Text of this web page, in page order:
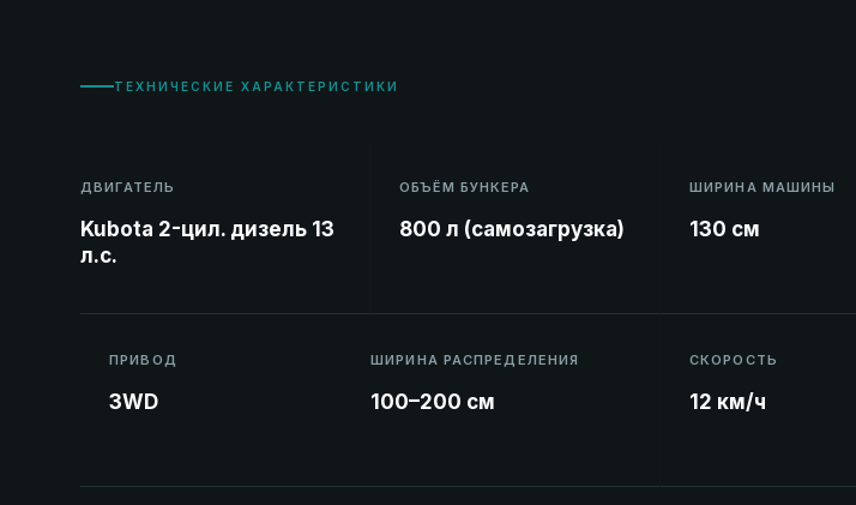
ТЕХНИЧЕСКИЕ ХАРАКТЕРИСТИКИ
ДВИГАТЕЛЬ
Kubota 2-цил. дизель 13
л.с.
ОБЪЁМ БУНКЕРА
800 л (самозагрузка)
ШИРИНА МАШИНЫ
130 см
ПРИВОД
3WD
ШИРИНА РАСПРЕДЕЛЕНИЯ
100–200 см
СКОРОСТЬ
12 км/ч